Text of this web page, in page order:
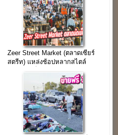
Zeer Street Market (ตลาดเซียร์
สตรีท) แหล่งช้อปหลากสไตล์